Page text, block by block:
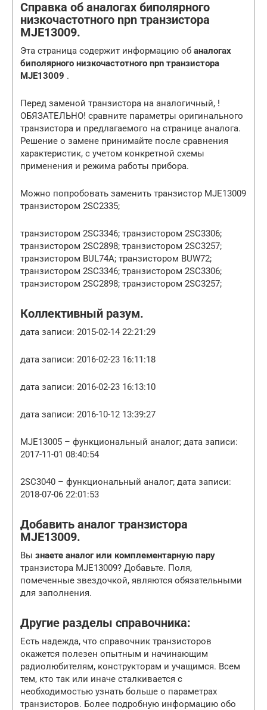
Справка об аналогах биполярного
низкочастотного npn транзистора
MJE13009.
Эта страница содержит информацию об аналогах
биполярного низкочастотного npn транзистора
MJE13009 .
Перед заменой транзистора на аналогичный, !
ОБЯЗАТЕЛЬНО! сравните параметры оригинального
транзистора и предлагаемого на странице аналога.
Решение о замене принимайте после сравнения
характеристик, с учетом конкретной схемы
применения и режима работы прибора.
Можно попробовать заменить транзистор MJE13009
транзистором 2SC2335;
транзистором 2SC3346; транзистором 2SC3306;
транзистором 2SC2898; транзистором 2SC3257;
транзистором BUL74A; транзистором BUW72;
транзистором 2SC3346; транзистором 2SC3306;
транзистором 2SC2898; транзистором 2SC3257;
Коллективный разум.
дата записи: 2015-02-14 22:21:29
дата записи: 2016-02-23 16:11:18
дата записи: 2016-02-23 16:13:10
дата записи: 2016-10-12 13:39:27
MJE13005 – функциональный аналог; дата записи:
2017-11-01 08:40:54
2SC3040 – функциональный аналог; дата записи:
2018-07-06 22:01:53
Добавить аналог транзистора
MJE13009.
Вы знаете аналог или комплементарную пару
транзистора MJE13009? Добавьте. Поля,
помеченные звездочкой, являются обязательными
для заполнения.
Другие разделы справочника:
Есть надежда, что справочник транзисторов
окажется полезен опытным и начинающим
радиолюбителям, конструкторам и учащимся. Всем
тем, кто так или иначе сталкивается с
необходимостью узнать больше о параметрах
транзисторов. Более подробную информацию обо